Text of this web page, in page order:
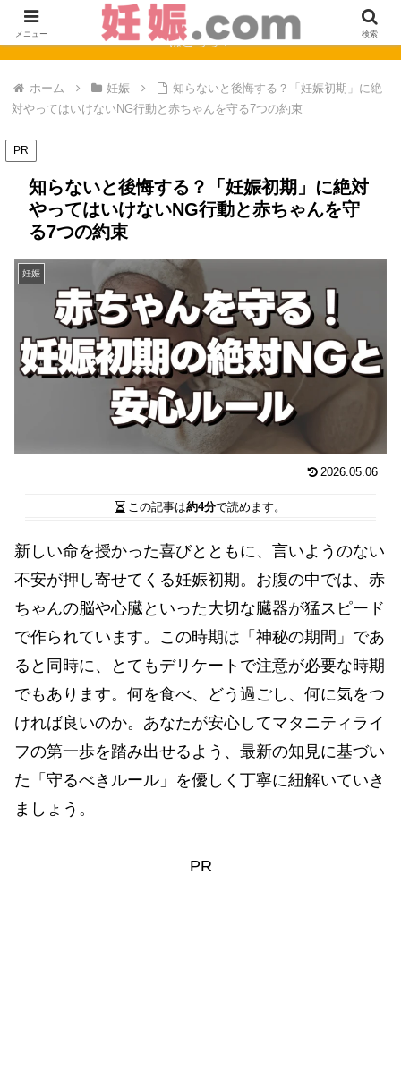
【完全保存版】妊娠0週〜40週のママの症状と赤ちゃんの成長まとめ
はこちら！
ホーム 妊娠
知らないと後悔する？「妊娠初期」に絶
対やってはいけないNG行動と赤ちゃんを守る7つの約束
PR
知らないと後悔する？「妊娠初期」に絶対
やってはいけないNG行動と赤ちゃんを守
る7つの約束
妊娠
2026.05.06
この記事は約4分で読めます。
新しい命を授かった喜びとともに、言いようのない
不安が押し寄せてくる妊娠初期。お腹の中では、赤
ちゃんの脳や心臓といった大切な臓器が猛スピード
で作られています。この時期は「神秘の期間」であ
ると同時に、とてもデリケートで注意が必要な時期
でもあります。何を食べ、どう過ごし、何に気をつ
ければ良いのか。あなたが安心してマタニティライ
フの第一歩を踏み出せるよう、最新の知見に基づい
た「守るべきルール」を優しく丁寧に紐解いていき
ましょう。
PR
メニュー 検索